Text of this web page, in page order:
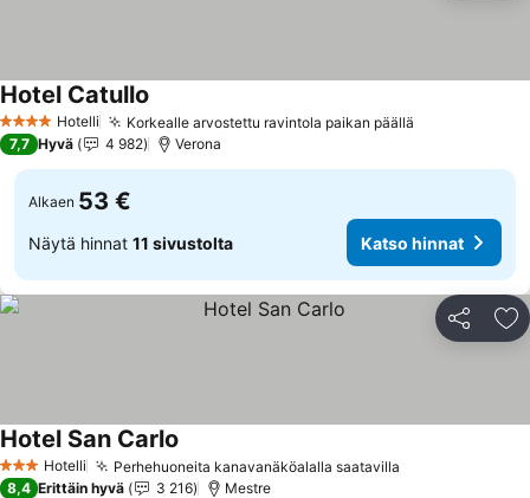
4 Tähtiluokitus
Hotelli Korkealle arvostettu ravintola paikan päällä
Hotel Catullo
7,7 Hyvä 4 982 Verona
Alkaen 53 €
Näytä hinnat 11 sivustolta Katso hinnat
Jaa
3 Tähtiluokitus
Hotelli Perhehuoneita kanavanäköalalla saatavilla
Hotel San Carlo
8,4 Erittäin hyvä 3 216 Mestre